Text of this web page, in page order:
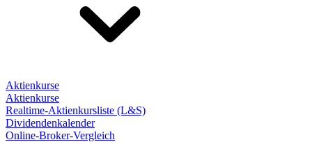
Aktienkurse
Aktienkurse
Realtime-Aktienkursliste (L&S)
Dividendenkalender
Online-Broker-Vergleich